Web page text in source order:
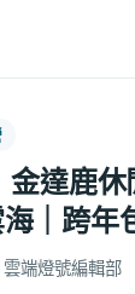
金達鹿
｜跨年
端燈號編輯部